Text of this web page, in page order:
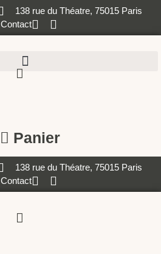
138 rue du Théatre, 75015 Paris
Contact
Panier
138 rue du Théatre, 75015 Paris
Contact